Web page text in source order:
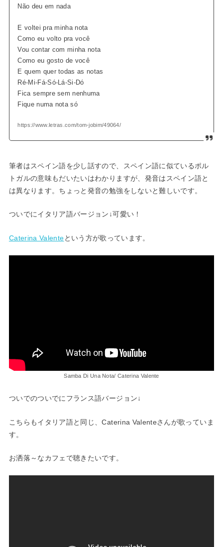
Não deu em nada
E voltei pra minha nota
Como eu volto pra você
Vou contar com minha nota
Como eu gosto de você
E quem quer todas as notas
Ré-Mi-Fá-Só-Lá-Si-Dó
Fica sempre sem nenhuma
Fique numa nota só
https://www.letras.com/tom-jobim/49064/
筆者はスペイン語を少し話すので、スペイン語に似ているポル
トガルの意味もだいたいはわかりますが、発音はスペイン語と
は異なります。ちょっと発音の勉強をしないと難しいです。
ついでにイタリア語バージョン↓可愛い！
Caterina Valenteという方が歌っています。
Samba Di Una Nota/ Caterina Valente
ついでのついでにフランス語バージョン↓
こちらもイタリア語と同じ、Caterina Valenteさんが歌っていま
す。
お洒落～なカフェで聴きたいです。